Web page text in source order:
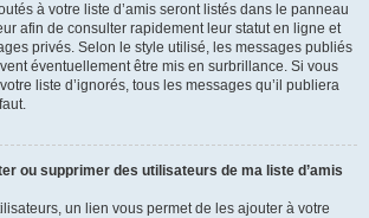
à votre liste d’amis seront listés dans le panneau
afin de consulter rapidement leur statut en ligne et
privés. Selon le style utilisé, les messages publiés
éventuellement être mis en surbrillance. Si vous
liste d’ignorés, tous les messages qu’il publiera
ou supprimer des utilisateurs de ma liste d’amis
un lien vous permet de les ajouter à votre